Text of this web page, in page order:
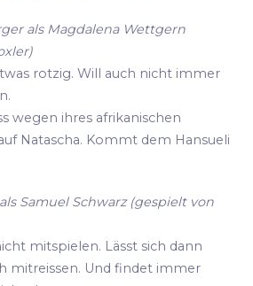
als Magdalena Wettgern
rotzig. Will auch nicht immer
wegen ihres afrikanischen
Natascha. Kommt dem Hansueli
Samuel Schwarz (gespielt von
mitspielen. Lässt sich dann
mitreissen. Und findet immer